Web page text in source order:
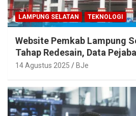
LAMPUNG SELATAN TEKNOLOGI
Website Pemkab Lampung
Tahap Redesain, Data
Mudah Diakses
14 Agustus 2025 BJe